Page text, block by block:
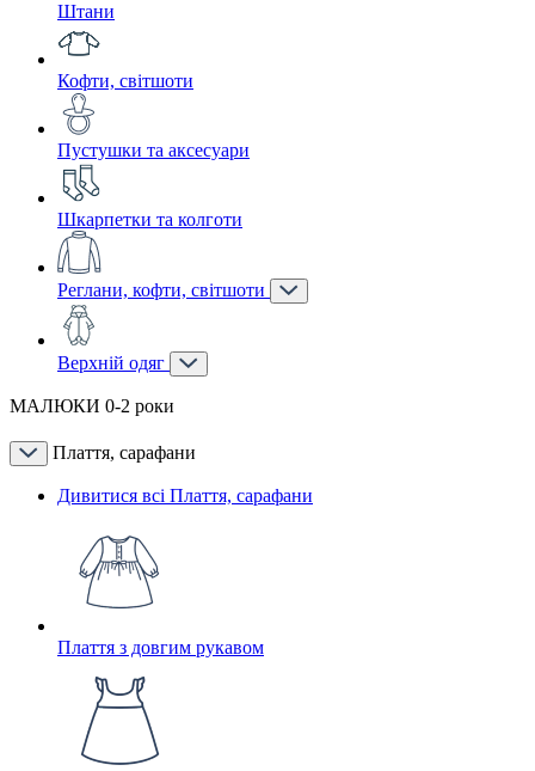
Штани
Кофти, світшоти
Пустушки та аксесуари
Шкарпетки та колготи
Реглани, кофти, світшоти
Верхній одяг
МАЛЮКИ 0-2 роки
Плаття, сарафани
Дивитися всі Плаття, сарафани
Плаття з довгим рукавом